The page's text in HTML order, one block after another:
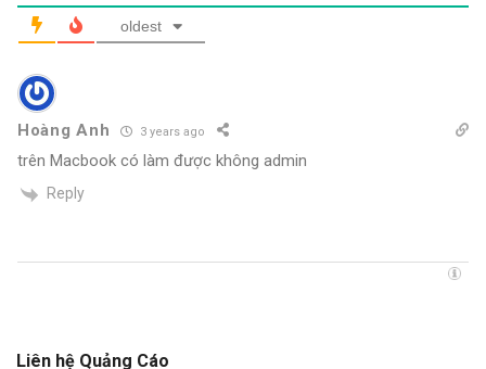
oldest
Hoàng Anh 3 years ago
trên Macbook có làm được không admin
Reply
Liên hệ Quảng Cáo